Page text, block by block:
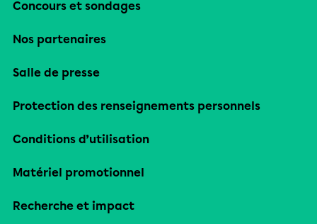
Concours et sondages
Nos partenaires
Salle de presse
Protection des renseignements personnels
Conditions d’utilisation
Matériel promotionnel
Recherche et impact